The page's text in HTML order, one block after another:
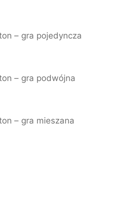
– gra pojedyncza
– gra podwójna
– gra mieszana